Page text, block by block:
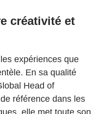
créativité et
expériences que
En sa qualité
Head of
référence dans les